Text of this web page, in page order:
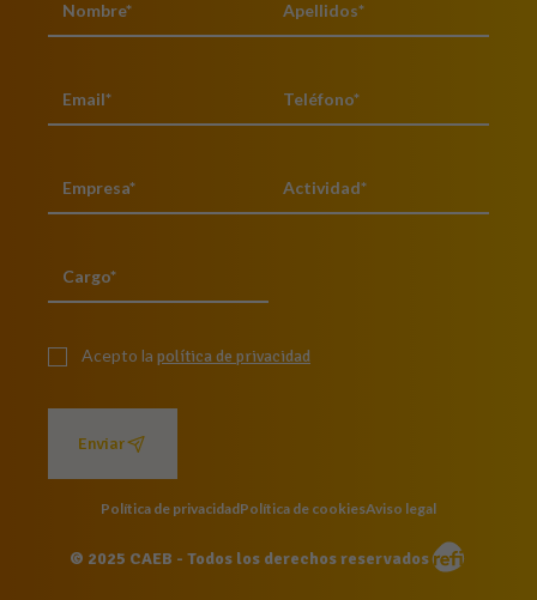
Acepto la política de privacidad
Enviar
Política de privacidadPolítica de cookiesAviso legal
© 2025 CAEB - Todos los derechos reservados